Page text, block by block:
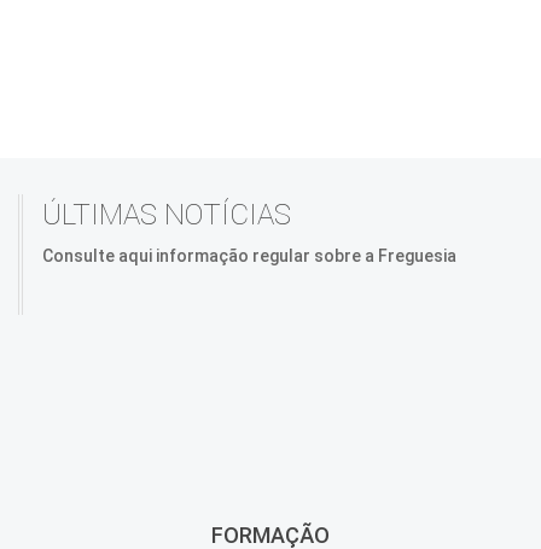
ÚLTIMAS NOTÍCIAS
Consulte aqui informação regular sobre a Freguesia
FORMAÇÃO